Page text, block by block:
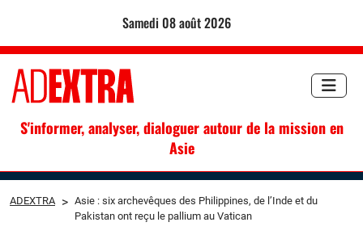
samedi 08 août 2026
S'informer, analyser, dialoguer autour de la mission en
Asie
ADEXTRA > Asie : six archevêques des Philippines, de l’Inde et du
Pakistan ont reçu le pallium au Vatican